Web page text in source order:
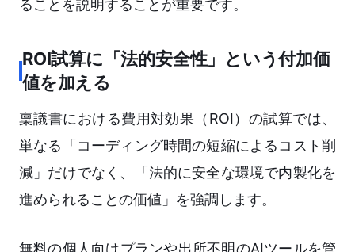
ることを説明することが重要です。
ROI試算に「法的安全性」という付加価
値を加える
稟議書における費用対効果（ROI）の試算では、
単なる「コーディング時間の短縮によるコスト削
減」だけでなく、「法的に安全な環境で内製化を
進められることの価値」を強調します。